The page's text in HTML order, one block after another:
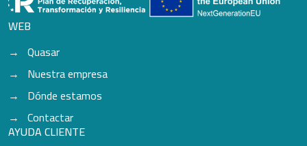
WEB
Quasar
Nuestra empresa
Dónde estamos
Contactar
AYUDA CLIENTE